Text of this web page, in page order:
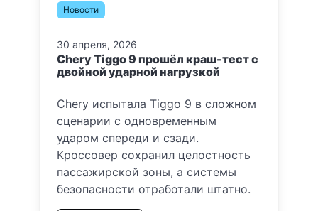
Новости
30 апреля, 2026
Chery Tiggo 9 прошёл краш-тест с
двойной ударной нагрузкой
Chery испытала Tiggo 9 в сложном
сценарии с одновременным
ударом спереди и сзади.
Кроссовер сохранил целостность
пассажирской зоны, а системы
безопасности отработали штатно.